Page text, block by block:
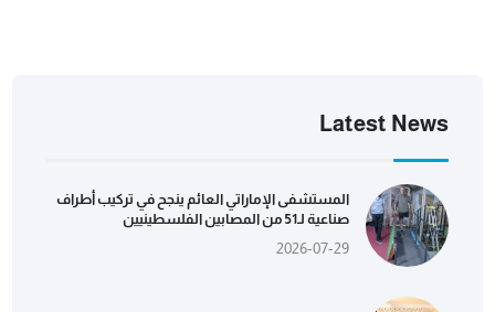
Latest News
المستشفى الإماراتي العائم ينجح في تركيب أطراف
صناعية لـ51 من المصابين الفلسطينيين
2026-07-29